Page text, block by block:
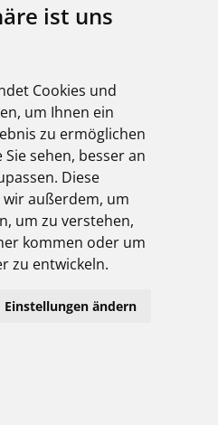
ist uns
Cookies und
um Ihnen ein
zu ermöglichen
sehen, besser an
Diese
außerdem, um
um zu verstehen,
kommen oder um
zu entwickeln.
Einstellungen ändern
Termine vor!
Zugangsdaten ein: